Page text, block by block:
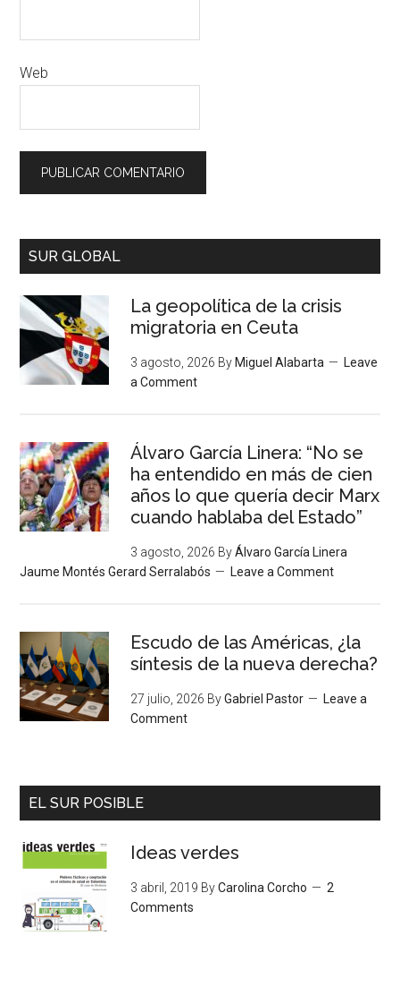
Web
SUR GLOBAL
La geopolítica de la crisis
migratoria en Ceuta
3 agosto, 2026 By Miguel Alabarta
Leave
a Comment
Álvaro García Linera: “No se
ha entendido en más de cien
años lo que quería decir Marx
cuando hablaba del Estado”
3 agosto, 2026 ByÁlvaro García Linera
Jaume Montés Gerard Serralabós
Leave a Comment
Escudo de las Américas, ¿la
síntesis de la nueva derecha?
27 julio, 2026 ByGabriel Pastor
Leave a
Comment
EL SUR POSIBLE
Ideas verdes
3 abril, 2019 ByCarolina Corcho
2
Comments